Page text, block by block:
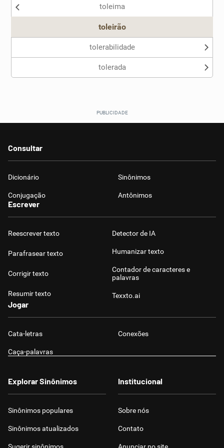
toleima
toleirão
tolerabilidade
tolerada
Consultar
Dicionário Sinônimos
Conjugação Antônimos
Escrever
Reescrever texto
Parafrasear texto
Corrigir texto
Resumir texto
Detector de IA
Humanizar texto
Contador de caracteres e
palavras
Texxto.ai
Jogar
Cata-letras Conexões
Caça-palavras
Explorar Sinônimos
Sinônimos populares
Sinônimos atualizados
Institucional
Sobre nós
Contato